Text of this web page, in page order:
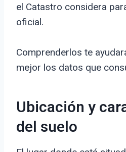
el Catastro considera
oficial.
Comprenderlos te
mejor los datos que
Ubicación y
del suelo